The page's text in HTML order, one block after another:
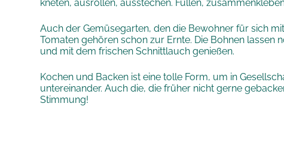
kneten, ausrollen, ausstechen. Füllen,
Auch der Gemüsegarten, den die Bewohner für sich
Tomaten gehören schon zur Ernte. Die Bohnen
und mit dem frischen Schnittlauch genießen.
Kochen und Backen ist eine tolle Form, um in
untereinander. Auch die, die früher nicht gerne
Stimmung!